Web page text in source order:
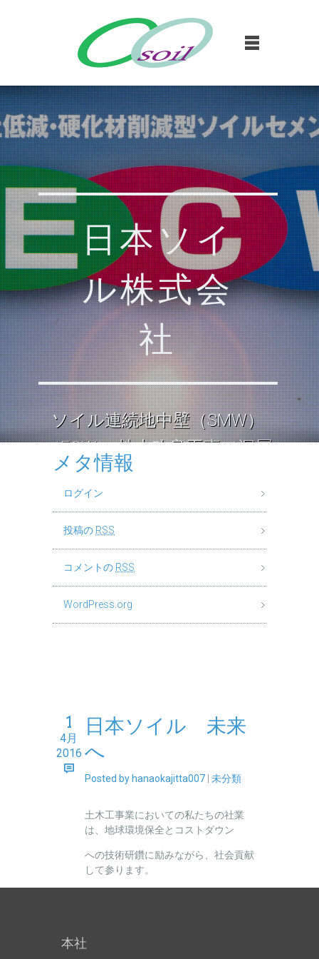
日本ソイ
ル株式会
社
ソイル連続地中壁（SMW）
（ECW） 地中改良工事（深層
混合処理工法） ロックソイル
メタ情報
ログイン
投稿の RSS
コメントの RSS
WordPress.org
1
4月
2016
日本ソイル 未来
へ
Posted by hanaokajitta007 未分類
土木工事業においての私たちの社業
は、地球環境保全とコストダウン
への技術研鑽に励みながら、社会貢献
して参ります。
本社